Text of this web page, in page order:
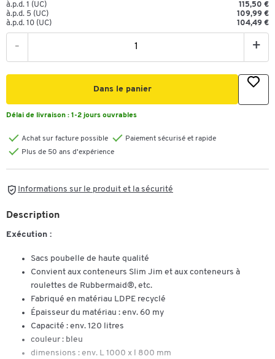
à.p.d. 1 (UC)
115,50 €
à.p.d. 5 (UC)
109,99 €
à.p.d. 10 (UC)
104,49 €
- +
Dans le panier
Délai de livraison : 1-2 jours ouvrables
Achat sur facture possible
Paiement sécurisé et rapide
Plus de 50 ans d'expérience
Informations sur le produit et la sécurité
Description
Exécution :
Sacs poubelle de haute qualité
Convient aux conteneurs Slim Jim et aux conteneurs à
roulettes de Rubbermaid®, etc.
Fabriqué en matériau LDPE recyclé
Épaisseur du matériau : env. 60 my
Capacité : env. 120 litres
couleur : bleu
dimensions : env. L 1000 x l 800 mm